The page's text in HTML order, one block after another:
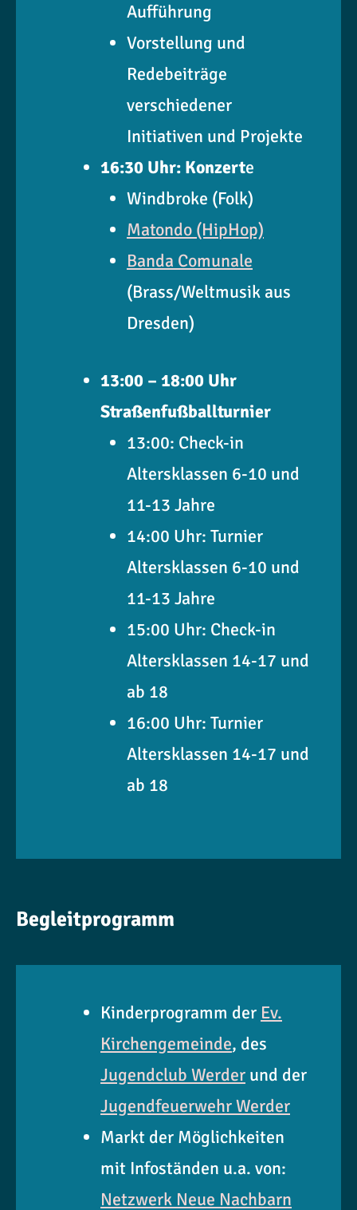
Aufführung
Vorstellung und
Redebeiträge
verschiedener
Initiativen und Projekte
16:30 Uhr: Konzerte
Windbroke (Folk)
Matondo (HipHop)
Banda Comunale
(Brass/Weltmusik aus
Dresden)
13:00 – 18:00 Uhr
Straßenfußballturnier
13:00: Check-in
Altersklassen 6-10 und
11-13 Jahre
14:00 Uhr: Turnier
Altersklassen 6-10 und
11-13 Jahre
15:00 Uhr: Check-in
Altersklassen 14-17 und
ab 18
16:00 Uhr: Turnier
Altersklassen 14-17 und
ab 18
Begleitprogramm
Kinderprogramm der Ev.
Kirchengemeinde, des
Jugendclub Werder und der
Jugendfeuerwehr Werder
Markt der Möglichkeiten
mit Infoständen u.a. von:
Netzwerk Neue Nachbarn